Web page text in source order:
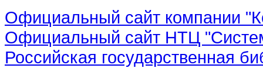
Официальный сайт компании
Официальный сайт НТЦ
Российская государственная